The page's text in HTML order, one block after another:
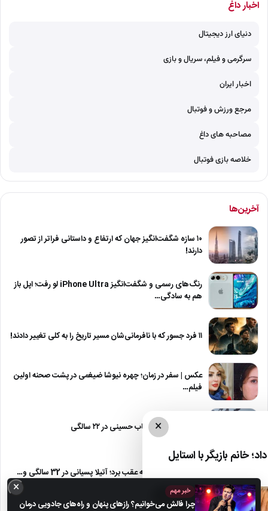
اخبار داغ
دنیای ارز دیجیتال
سرگرمی و فیلم، سریال و بازی
اخبار ایران
مرجع ورزش و فوتبال
مصاحبه های داغ
خلاصه بازی فوتبال
آخرین‌ها
۱۰ سازه شگفت‌انگیز جهان که ارتفاع و داستانی فراتر از تصور
دارند!
رنگ‌های رسمی و شگفت‌انگیز iPhone Ultra لو رفت؛ اپل باز
هم به سادگی…
۱۱ فرد جسور که با نافرمانی‌شان مسیر تاریخ را به کلی تغییر دادند!
عکس | سفر در زمان؛ چهره نیوشا ضیغمی در پشت صحنه اولین
فیلم…
تغییر چهره پسر شهاب حسینی در ۲۲ سالگی
چهره‌ای که زمان را به عقب برد؛ آتیلا پسیانی در 32 سالگی و…
×
خانم بازیگر با استایل
×
خبر مهم
چرا فالش می‌خوانیم؟ رازهای پنهان و راه‌های جادویی درمان